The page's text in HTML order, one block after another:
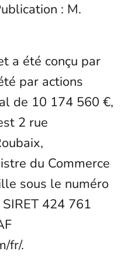
: M.
a été conçu par
par actions
de 10 174 560 €,
2 rue
du Commerce
sous le numéro
424 761
fr/.